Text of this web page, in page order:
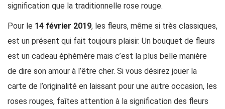
signification que la traditionnelle rose rouge.
Pour le 14 février 2019, les fleurs, même si très classiques,
est un présent qui fait toujours plaisir. Un bouquet de fleurs
est un cadeau éphémère mais c’est la plus belle manière
de dire son amour à l’être cher. Si vous désirez jouer la
carte de l’originalité en laissant pour une autre occasion, les
roses rouges, faîtes attention à la signification des fleurs